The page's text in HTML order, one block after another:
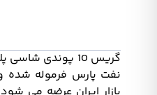
گریس 10 پوندی
نفت پارس فرموله شده